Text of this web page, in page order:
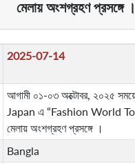
মেলায় অংশগ্রহণ প্রসঙ্গে ।
2025-07-14
আগামী ০১-০৩ অক্টোবর, ২০২৫
Japan এ “Fashion World
মেলায় অংশগ্রহণ প্রসঙ্গে ।
Bangla